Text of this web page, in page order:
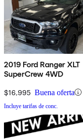
2019 Ford Ranger XLT
SuperCrew 4WD
$16,995 Buena oferta
Incluye tarifas de conc.